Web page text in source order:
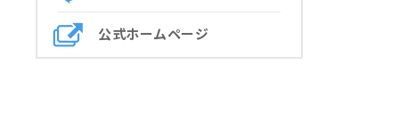
公式ホームページ